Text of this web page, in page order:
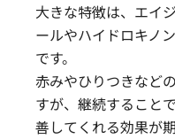
大きな特徴は、エイ
ールやハイドロキノ
です。
赤みやひりつきなど
すが、継続すること
善してくれる効果が